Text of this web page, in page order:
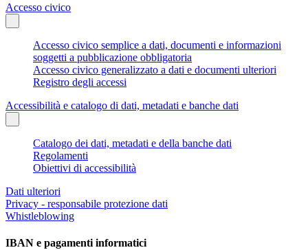
Accesso civico
Accesso civico semplice a dati, documenti e informazioni
soggetti a pubblicazione obbligatoria
Accesso civico generalizzato a dati e documenti ulteriori
Registro degli accessi
Accessibilità e catalogo di dati, metadati e banche dati
Catalogo dei dati, metadati e della banche dati
Regolamenti
Obiettivi di accessibilità
Dati ulteriori
Privacy - responsabile protezione dati
Whistleblowing
IBAN e pagamenti informatici